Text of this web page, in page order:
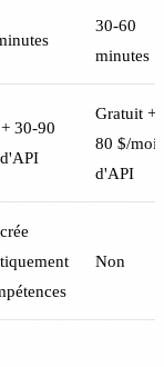
30-60
minutes
30-90
Gratuit +
80 $/mois
d'API
Non